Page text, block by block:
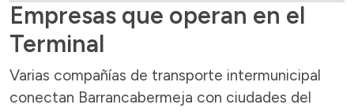
Empresas que operan en el
Terminal
Varias compañías de transporte intermunicipal
conectan Barrancabermeja con ciudades del